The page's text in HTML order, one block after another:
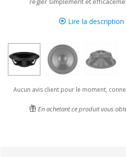
Lire la description
Aucun avis client pour le moment,
En achetant ce produit vous